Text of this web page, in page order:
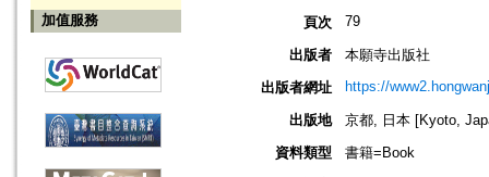
加值服務
頁次
79
出版者
本願寺出版社
出版者網址
https://
出版地
京都, 日本 [Kyoto,
資料類型
書籍=Book